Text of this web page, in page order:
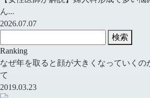
ん...
2026.07.07
検索
Ranking
なぜ年を取ると顔が大きくなっていくの
て
2019.03.23